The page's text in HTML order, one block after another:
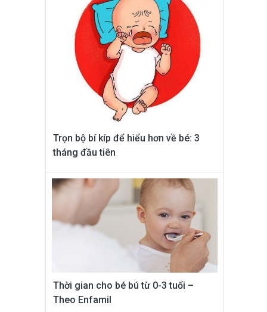
Trọn bộ bí kíp để hiểu hơn về bé: 3
tháng đầu tiên
Thời gian cho bé bú từ 0-3 tuổi –
Theo Enfamil